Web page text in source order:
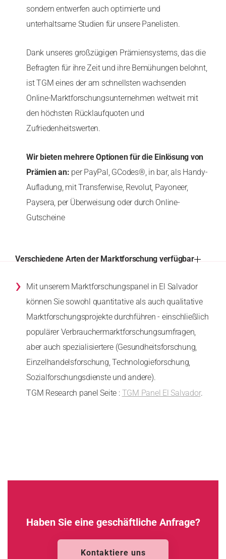
sondern entwerfen auch optimierte und
unterhaltsame Studien für unsere Panelisten.
Dank unseres großzügigen Prämiensystems, das die
Befragten für ihre Zeit und ihre Bemühungen belohnt,
ist TGM eines der am schnellsten wachsenden
Online-Marktforschungsunternehmen weltweit mit
den höchsten Rücklaufquoten und
Zufriedenheitswerten.
Wir bieten mehrere Optionen für die Einlösung von
Prämien an: per PayPal, GCodes®, in bar, als Handy-
Aufladung, mit Transferwise, Revolut, Payoneer,
Paysera, per Überweisung oder durch Online-
Gutscheine
Verschiedene Arten der Marktforschung verfügbar
›
Mit unserem Marktforschungspanel in El Salvador
können Sie sowohl quantitative als auch qualitative
Marktforschungsprojekte durchführen - einschließlich
populärer Verbrauchermarktforschungsumfragen,
aber auch spezialisiertere (Gesundheitsforschung,
Einzelhandelsforschung, Technologieforschung,
Sozialforschungsdienste und andere).
TGM Research panel Seite : TGM Panel El Salvador.
Haben Sie eine geschäftliche Anfrage?
Kontaktiere uns